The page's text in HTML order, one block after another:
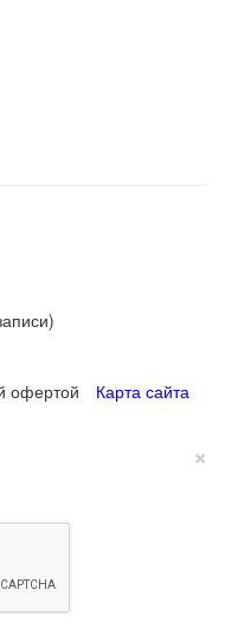
офертой
Карта сайта
×